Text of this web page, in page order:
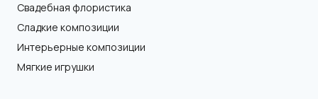
Свадебная флористика
Сладкие композиции
Интерьерные композиции
Мягкие игрушки